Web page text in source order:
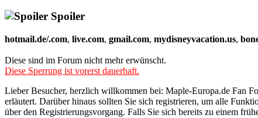
Spoiler
hotmail.de/.com, live.com, gmail.com, mydisneyvacation.us,
Diese sind im Forum nicht mehr erwünscht.
Diese Sperrung ist vorerst dauerhaft.
Lieber Besucher, herzlich willkommen bei: Maple-Europa.de Fan
erläutert. Darüber hinaus sollten Sie sich registrieren, um alle
über den Registrierungsvorgang. Falls Sie sich bereits zu einem